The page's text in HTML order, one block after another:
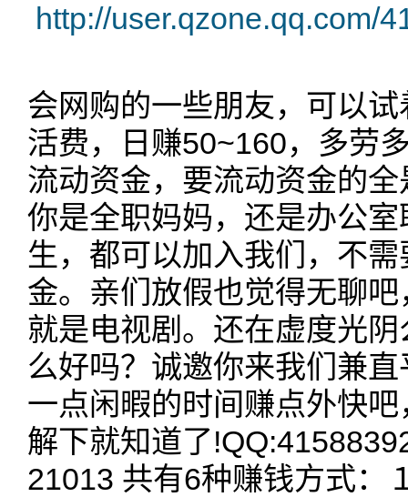
http://user.qzone.qq.com/
会网购的一些朋友，可以
活费，日赚50~160，多劳
流动资金，要流动资金的
你是全职妈妈，还是办公
生，都可以加入我们，不
金。亲们放假也觉得无聊
就是电视剧。还在虚度光
么好吗？诚邀你来我们兼
一点闲暇的时间赚点外快
解下就知道了
21013 共有6种赚钱方式：